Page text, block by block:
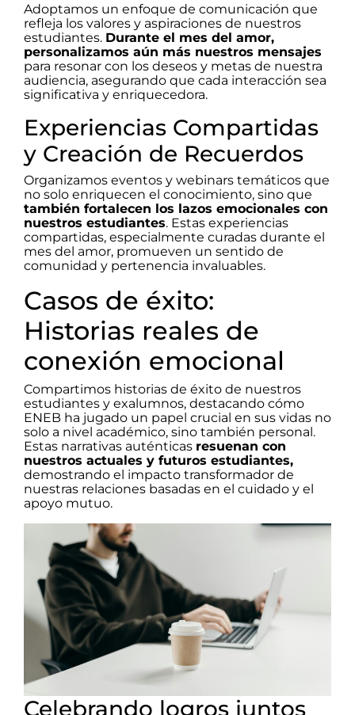
Adoptamos un enfoque de comunicación que
refleja los valores y aspiraciones de nuestros
estudiantes. Durante el mes del amor,
personalizamos aún más nuestros mensajes
para resonar con los deseos y metas de nuestra
audiencia, asegurando que cada interacción sea
significativa y enriquecedora.
Experiencias Compartidas
y Creación de Recuerdos
Organizamos eventos y webinars temáticos que
no solo enriquecen el conocimiento, sino que
también fortalecen los lazos emocionales con
nuestros estudiantes. Estas experiencias
compartidas, especialmente curadas durante el
mes del amor, promueven un sentido de
comunidad y pertenencia invaluables.
Casos de éxito:
Historias reales de
conexión emocional
Compartimos historias de éxito de nuestros
estudiantes y exalumnos, destacando cómo
ENEB ha jugado un papel crucial en sus vidas no
solo a nivel académico, sino también personal.
Estas narrativas auténticas resuenan con
nuestros actuales y futuros estudiantes,
demostrando el impacto transformador de
nuestras relaciones basadas en el cuidado y el
apoyo mutuo.
Celebrando logros juntos